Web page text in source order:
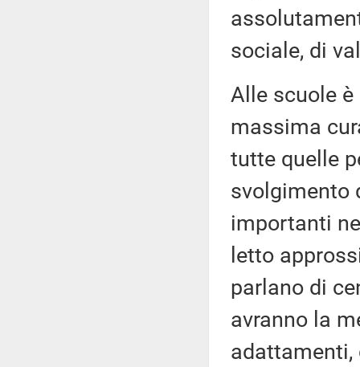
sociale, di
Alle scuole
massima
tutte quelle
svolgimento
importanti
letto
parlano di
avranno la
adattamenti,